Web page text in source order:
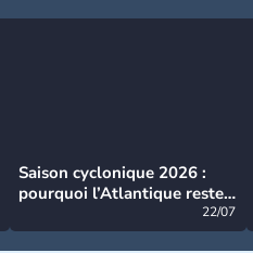
Saison cyclonique 2026 :
pourquoi l’Atlantique reste
22/07